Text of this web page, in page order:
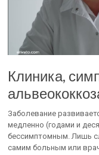
Клиника,
Заболевание
медленно (годами и
бессимптомным. Лишь
самим больным или